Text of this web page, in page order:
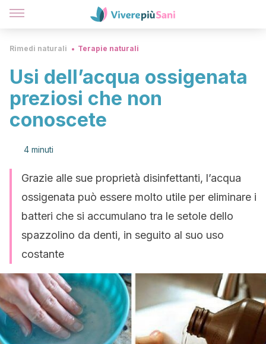
Rimedi naturali Terapie naturali
Usi dell’acqua ossigenata
preziosi che non
conoscete
4 minuti
Grazie alle sue proprietà disinfettanti, l’acqua
ossigenata può essere molto utile per eliminare i
batteri che si accumulano tra le setole dello
spazzolino da denti, in seguito al suo uso
costante